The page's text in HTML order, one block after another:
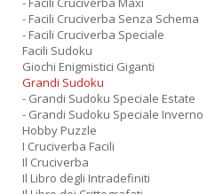
- Facili Cruciverba Senza Schema
- Facili Cruciverba Speciale
Facili Sudoku
Giochi Enigmistici Giganti
Grandi Sudoku
- Grandi Sudoku Speciale Estate
- Grandi Sudoku Speciale Inverno
Hobby Puzzle
I Cruciverba Facili
Il Cruciverba
Il Libro degli Intradefiniti